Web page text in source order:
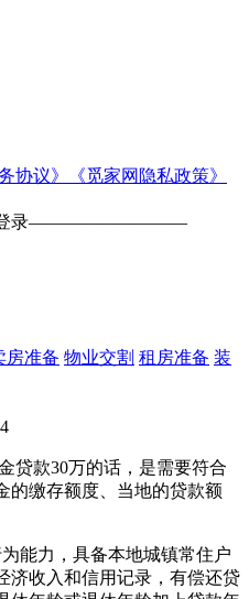
协议》
《觅家网隐私政策》
录—————————
房准备 物业交割 租房准备 装
贷款30万的话，是需要符合
的缴存额度、当地的贷款额
能力，具备本地城镇常住户
济收入和信用记录，有偿还贷